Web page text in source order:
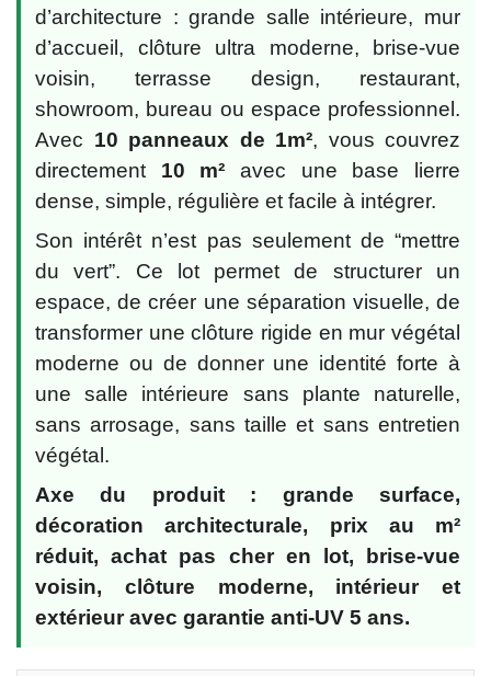
d’architecture : grande salle intérieure, mur
d’accueil, clôture ultra moderne, brise-vue
voisin, terrasse design, restaurant,
showroom, bureau ou espace professionnel.
Avec 10 panneaux de 1m², vous couvrez
directement 10 m² avec une base lierre
dense, simple, régulière et facile à intégrer.
Son intérêt n’est pas seulement de “mettre
du vert”. Ce lot permet de structurer un
espace, de créer une séparation visuelle, de
transformer une clôture rigide en mur végétal
moderne ou de donner une identité forte à
une salle intérieure sans plante naturelle,
sans arrosage, sans taille et sans entretien
végétal.
Axe du produit : grande surface,
décoration architecturale, prix au m²
réduit, achat pas cher en lot, brise-vue
voisin, clôture moderne, intérieur et
extérieur avec garantie anti-UV 5 ans.